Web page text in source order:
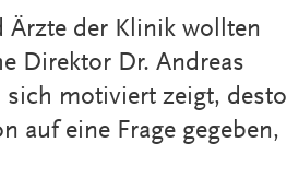
Ärzte der Klinik wollten
Direktor Dr. Andreas
sich motiviert zeigt, desto
auf eine Frage gegeben,